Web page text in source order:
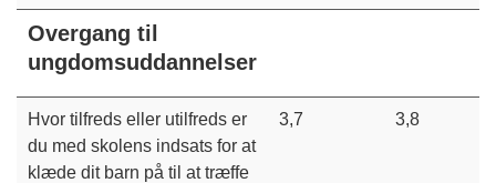
Overgang til
ungdomsuddannelser
Hvor tilfreds eller utilfreds er
du med skolens indsats for at
klæde dit barn på til at træffe
3,7 3,8